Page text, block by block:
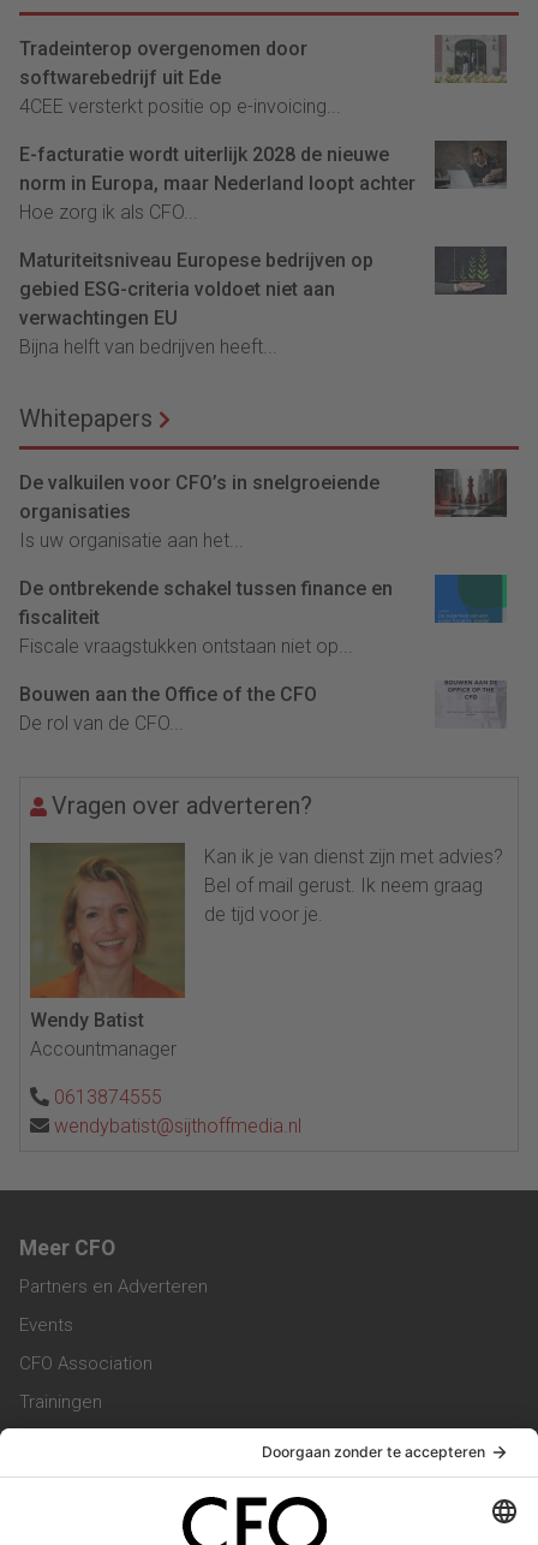
Tradeinterop overgenomen door
softwarebedrijf uit Ede
4CEE versterkt positie op e-invoicing...
E-facturatie wordt uiterlijk 2028 de nieuwe
norm in Europa, maar Nederland loopt achter
Hoe zorg ik als CFO...
Maturiteitsniveau Europese bedrijven op
gebied ESG-criteria voldoet niet aan
verwachtingen EU
Bijna helft van bedrijven heeft...
Whitepapers
De valkuilen voor CFO’s in snelgroeiende
organisaties
Is uw organisatie aan het...
De ontbrekende schakel tussen finance en
fiscaliteit
Fiscale vraagstukken ontstaan niet op...
Bouwen aan the Office of the CFO
De rol van de CFO...
Vragen over adverteren?
Kan ik je van dienst zijn met advies?
Bel of mail gerust. Ik neem graag
de tijd voor je.
Wendy Batist
Accountmanager
0613874555
wendybatist@sijthoffmedia.nl
Meer CFO
Partners en Adverteren
Events
CFO Association
Trainingen
Vacatures
Service & Contact